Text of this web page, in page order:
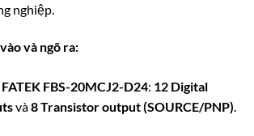
nghiệp.
và ngõ ra:
FATEK FBS-20MCJ2-D24: 12 Digital
và8 Transistor output (SOURCE/PNP)